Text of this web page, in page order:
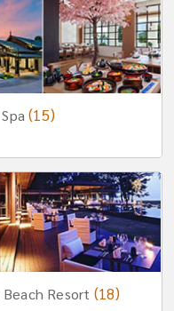
(15)
Resort (18)